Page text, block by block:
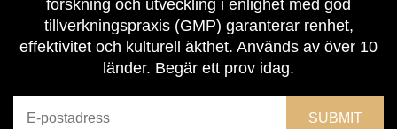
forskning och utveckling i enlighet med god
tillverkningspraxis (GMP) garanterar renhet,
effektivitet och kulturell äkthet. Används av över 10
länder. Begär ett prov idag.